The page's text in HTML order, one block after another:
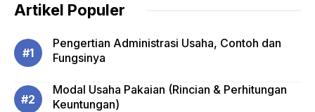
Artikel Populer
Pengertian Administrasi Usaha, Contoh dan
Fungsinya
Modal Usaha Pakaian (Rincian & Perhitungan
Keuntungan)